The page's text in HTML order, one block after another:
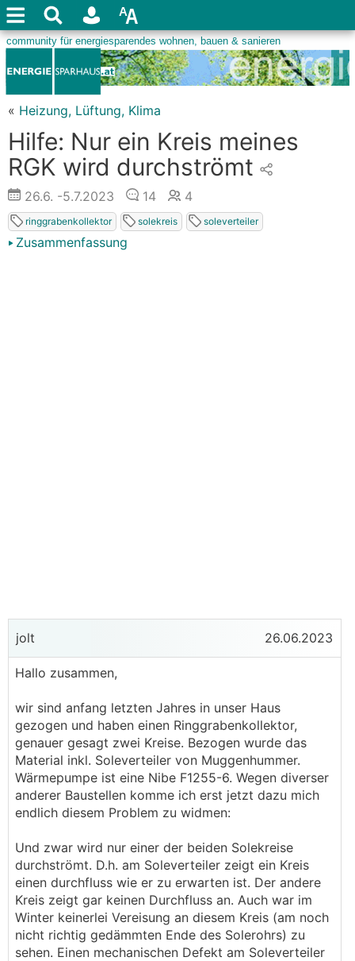
« Heizung, Lüftung, Klima
Hilfe: Nur ein Kreis meines
RGK wird durchströmt
26.6. -5.7.2023 14 4
ringgrabenkollektor solekreis soleverteiler
Zusammenfassung
jolt 26.06.2023
Hallo zusammen,
wir sind anfang letzten Jahres in unser Haus
gezogen und haben einen Ringgrabenkollektor,
genauer gesagt zwei Kreise. Bezogen wurde das
Material inkl. Soleverteiler von Muggenhummer.
Wärmepumpe ist eine Nibe F1255-6. Wegen diverser
anderer Baustellen komme ich erst jetzt dazu mich
endlich diesem Problem zu widmen:
Und zwar wird nur einer der beiden Solekreise
durchströmt. D.h. am Soleverteiler zeigt ein Kreis
einen durchfluss wie er zu erwarten ist. Der andere
Kreis zeigt gar keinen Durchfluss an. Auch war im
Winter keinerlei Vereisung an diesem Kreis (am noch
nicht richtig gedämmten Ende des Solerohrs) zu
sehen. Einen mechanischen Defekt am Soleverteiler